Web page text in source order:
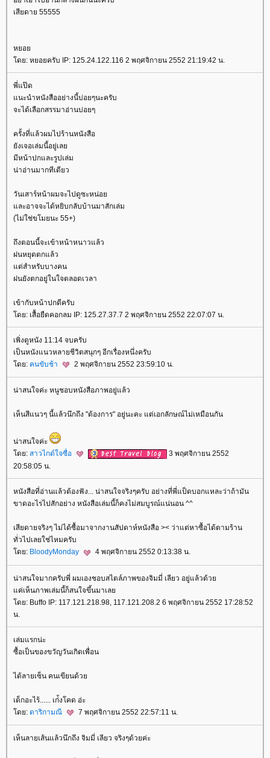
เสียดาย 55555
หยอ
ดย: หยอยครับ IP: 125.24.122.116 2 พฤศจิกายน 2552 21:19:42 น.
พี่แป๊ด
นะนำหนังสืออย่างนี้บ่อยๆนะครับ
จะได้เลือกสรรมาอ่านบ่อยๆ
ครั้งที่แล้วผมไปร้านหนังสือ
ังเจอเล่มนี้อยู่เล
มีหน้าปกและรูปเล่ม
น่าอ่านมากทีเดียว
วันเสาร์หน้าผมจะไปดูซะหน่อ
ละอาจจะได้หยิบกลับบ้านมาสักเล่ม
(ไม่ใช่ขโมยนะ 55+)
ถึงตอนนี้จะเข้าหน้าหนาวแล้ว
ฝนหยุดตกแล้ว
ต่สำหรับบางคน
ฝนยังตกอยู่ในใจตลอดเวลา
เข้ากับหน้าปกดีครับ
ดย: เสื้อยืดคอกลม IP: 125.27.37.7 2 พฤศจิกายน 2552 22:07:07 น.
เพิ่งดูหนัง 11:14 จบครับ
เป็นหนังแนวหลายชีวิตสนุกๆ อีกเรื่องหนึ่งครับ
ดย: คนขับช้า 2 พฤศจิกายน 2552 23:59:10 น.
น่าสนใจค่ะ หนูชอบหนังสือภาพอยู่แล้ว
เห็นสีแนวๆ นี้แล้วนึกถึง "ต้องการ" อยู่นะคะ แต่เอกลักษณ์ไม่เหมือนกัน
น่าสนใจค่ะ
ดย: สาวไกด์ใจซื่อ
3 พฤศจิกายน 2552
20:58:05 น.
หนังสือที่อ่านแล้วต้องฟัง... น่าสนใจจริงๆครับ อย่างที่พี่แป็ดบอกแหละว่าถ้ามัน
ขาดอะไรไปสักอย่าง หนังสือเล่มนี้ก็คงไม่สมบูรณ์แน่นอน ^^
เสียดายจริงๆ ไม่ได้ซื้อมาจากงานสัปดาห์หนังสือ >< ว่าแต่หาซื้อได้ตามร้าน
ทั่วไปเลยใช่ไหมครับ
ดย: BloodyMonday 4 พฤศจิกายน 2552 0:13:38 น.
น่าสนใจมากครับพี่ ผมเองชอบสไตล์ภาพของจิมมี่ เลียว อยู่แล้วด้ว
ค่เห็นภาพเล่มนี้ก็สนใจขึ้นมาเล
ดย: Buffo IP: 117.121.218.98, 117.121.208.2 6 พฤศจิกายน 2552 17:28:52
น.
เล่มแรกน่ะ
ซื้อเป็นของขวัญวันเกิดเพื่อน
ได้ลายเซ็น คนเขียนด้ว
เด็กอะไร้...... เก่้งโคด อ่ะ
ดย: ดาริกามณี 7 พฤศจิกายน 2552 22:57:11 น.
เห็นลายเส้นแล้วนึกถึง จิมมี่ เลียว จริงๆด้วยค่ะ